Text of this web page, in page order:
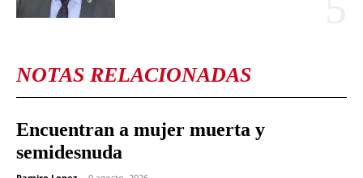
NOTAS RELACIONADAS
Encuentran a mujer muerta y
semidesnuda